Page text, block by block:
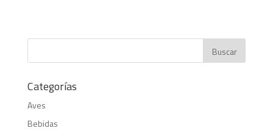
Categorías
Aves
Bebidas